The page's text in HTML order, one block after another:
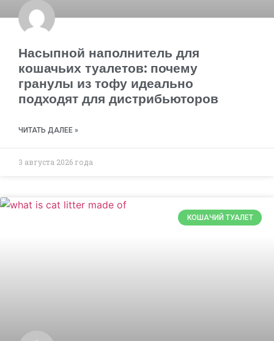
Насыпной наполнитель для
кошачьих туалетов: почему
гранулы из тофу идеально
подходят для дистрибьюторов
ЧИТАТЬ ДАЛЕЕ »
3 августа 2026 года
КОШАЧИЙ ТУАЛЕТ